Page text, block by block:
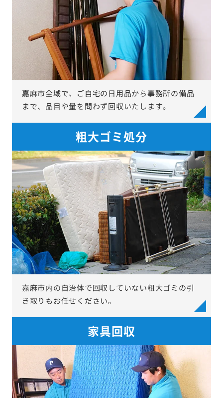
嘉麻市全域で、ご自宅の日用品から事務所の備品
まで、品目や量を問わず回収いたします。
粗大ゴミ処分
嘉麻市内の自治体で回収していない粗大ゴミの引
き取りもお任せください。
家具回収